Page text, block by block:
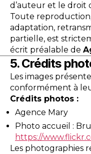
d’auteur et le droit
Toute
adaptation,
partielle, est
écrit préalable de
5. Crédits
Les images
conformément à
Crédits photos :
Agence Mary
Photo accueil :
https://
Les photographies